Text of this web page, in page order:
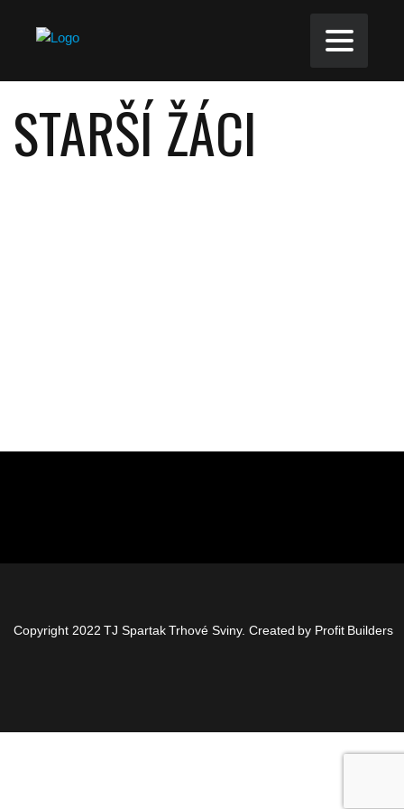
STARŠÍ ŽÁCI
Copyright 2022 TJ Spartak Trhové Sviny. Created by Profit Builders